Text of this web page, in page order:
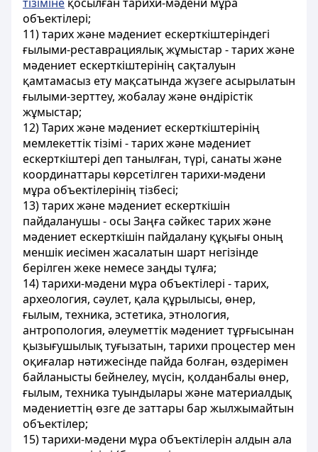
объектілері;
11) тарих және мәдениет ескерткіштеріндегі
ғылыми-реставрациялық жұмыстар - тарих және
мәдениет ескерткіштерінің сақталуын
қамтамасыз ету мақсатында жүзеге асырылатын
ғылыми-зерттеу, жобалау және өндірістік
жұмыстар;
12) Тарих және мәдениет ескерткіштерінің
мемлекеттік тізімі - тарих және мәдениет
ескерткіштері деп танылған, түрі, санаты және
координаттары көрсетілген тарихи-мәдени
мұра объектілерінің тізбесі;
13) тарих және мәдениет ескерткішін
пайдаланушы - осы Заңға сәйкес тарих және
мәдениет ескерткішін пайдалану құқығы оның
меншік иесімен жасалатын шарт негізінде
берілген жеке немесе заңды тұлға;
14) тарихи-мәдени мұра объектілері - тарих,
археология, сәулет, қала құрылысы, өнер,
ғылым, техника, эстетика, этнология,
антропология, әлеуметтік мәдениет тұрғысынан
қызығушылық туғызатын, тарихи процестер мен
оқиғалар нәтижесінде пайда болған, өздерімен
байланысты бейнелеу, мүсін, қолданбалы өнер,
ғылым, техника туындылары және материалдық
мәдениеттің өзге де заттары бар жылжымайтын
объектілер;
15) тарихи-мәдени мұра объектілерін алдын ала